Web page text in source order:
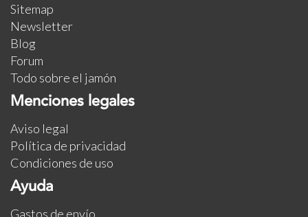
Sitemap
Newsletter
Blog
Forum
Todo sobre el jamón
Menciones legales
Aviso legal
Política de privacidad
Condiciones de uso
Ayuda
Gastos de envío